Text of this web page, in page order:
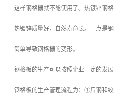
这样钢格栅就不能使用了。热镀锌钢
热镀锌质量好，自然寿命长。一点是
简单导致钢格栅的变形。
钢格板的生产可以按照企业一定的发
钢格板的生产管理流程为：①扁钢和